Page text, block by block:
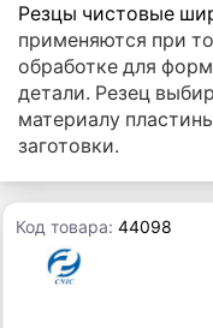
Резцы чистовые
применяются при
обработке для
детали. Резец
материалу
заготовки.
Код товара:44098